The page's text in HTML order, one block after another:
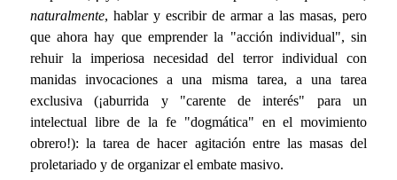
naturalmente, hablar y escribir de armar a las masas, pero
que ahora hay que emprender la "acción individual", sin
rehuir la imperiosa necesidad del terror individual con
manidas invocaciones a una misma tarea, a una tarea
exclusiva (¡aburrida y "carente de interés" para un
intelectual libre de la fe "dogmática" en el movimiento
obrero!): la tarea de hacer agitación entre las masas del
proletariado y de organizar el embate masivo.